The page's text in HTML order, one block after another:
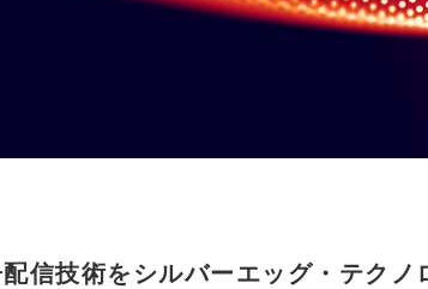
信技術をシルバーエッグ・テクノ